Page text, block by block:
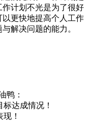
计划不光是为了很好
更快地提高个人工作
解决问题的能力。
鸭：
达成情况！
！